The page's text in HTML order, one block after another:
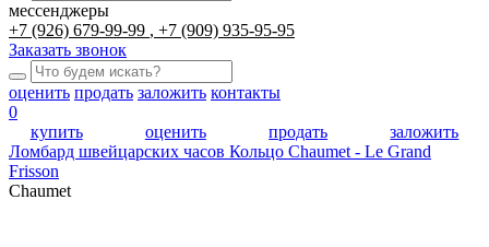
мессенджеры
+7 (926) 679-99-99
+7 (909) 935-95-95
Заказать звонок
оценить продать заложить контакты
0
купить
оценить продать
заложить
Ломбард швейцарских часов Кольцо Chaumet - Le Grand
Frisson
Chaumet